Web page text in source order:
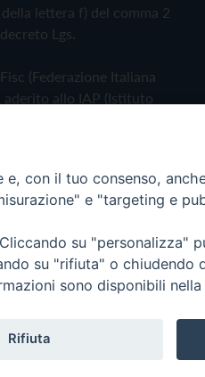
lettera f) del comma 2
Lgs.
(Federazione Italiana
aderito allo IAP (Istituto
Policycon il tuo consenso,
e "targeting e
su "personalizza"
su "rifiuta" o chiudendo
sono disponibili nella
Rifiuta